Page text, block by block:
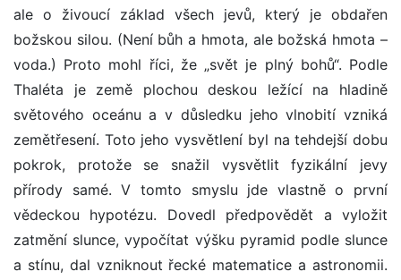
ale o živoucí základ všech jevů, který je obdařen
božskou silou. (Není bůh a hmota, ale božská hmota –
voda.) Proto mohl říci, že „svět je plný bohů“. Podle
Thaléta je země plochou deskou ležící na hladině
světového oceánu a v důsledku jeho vlnobití vzniká
zemětřesení. Toto jeho vysvětlení byl na tehdejší dobu
pokrok, protože se snažil vysvětlit fyzikální jevy
přírody samé. V tomto smyslu jde vlastně o první
vědeckou hypotézu. Dovedl předpovědět a vyložit
zatmění slunce, vypočítat výšku pyramid podle slunce
a stínu, dal vzniknout řecké matematice a astronomii.